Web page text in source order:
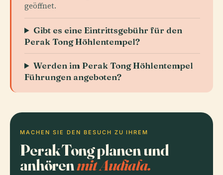
geöffnet.
Gibt es eine Eintrittsgebühr für den
Perak Tong Höhlentempel?
Werden im Perak Tong Höhlentempel
Führungen angeboten?
MACHEN SIE DEN BESUCH ZU IHREM
Perak Tong planen und
anhörenmit Audiala.